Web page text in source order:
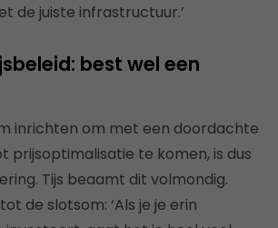
de juiste infrastructuur.’
best wel een
inrichten om met een doordachte
prijsoptimalisatie te komen, is dus
Tijs beaamt dit volmondig.
de slotsom: ‘Als je je erin